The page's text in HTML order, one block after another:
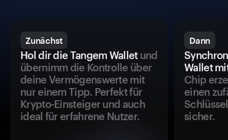
Zunächst
Hol dir die Tangem Walletund
übernimm die Kontrolle über
deine Vermögenswerte mit
nur einem Tipp. Perfekt für
Krypto-Einsteiger und auch
ideal für erfahrene Nutzer.
Dann
Wallet
Chip
einen
sicher.